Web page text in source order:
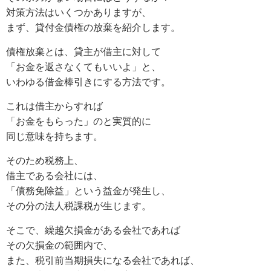
対策方法はいくつかありますが、
まず、貸付金債権の放棄を紹介します。
債権放棄とは、貸主が借主に対して
「お金を返さなくてもいいよ」と、
いわゆる借金棒引きにする方法です。
これは借主からすれば
「お金をもらった」のと実質的に
同じ意味を持ちます。
そのため税務上、
借主である会社には、
「債務免除益」という益金が発生し、
その分の法人税課税が生じます。
そこで、繰越欠損金がある会社であれば
その欠損金の範囲内で、
また、税引前当期損失になる会社であれば、